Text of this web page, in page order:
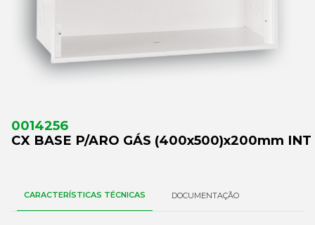
0014256
CX BASE P/ARO GÁS (400x500)x200mm INT
CARACTERÍSTICAS TÉCNICAS DOCUMENTAÇÃO